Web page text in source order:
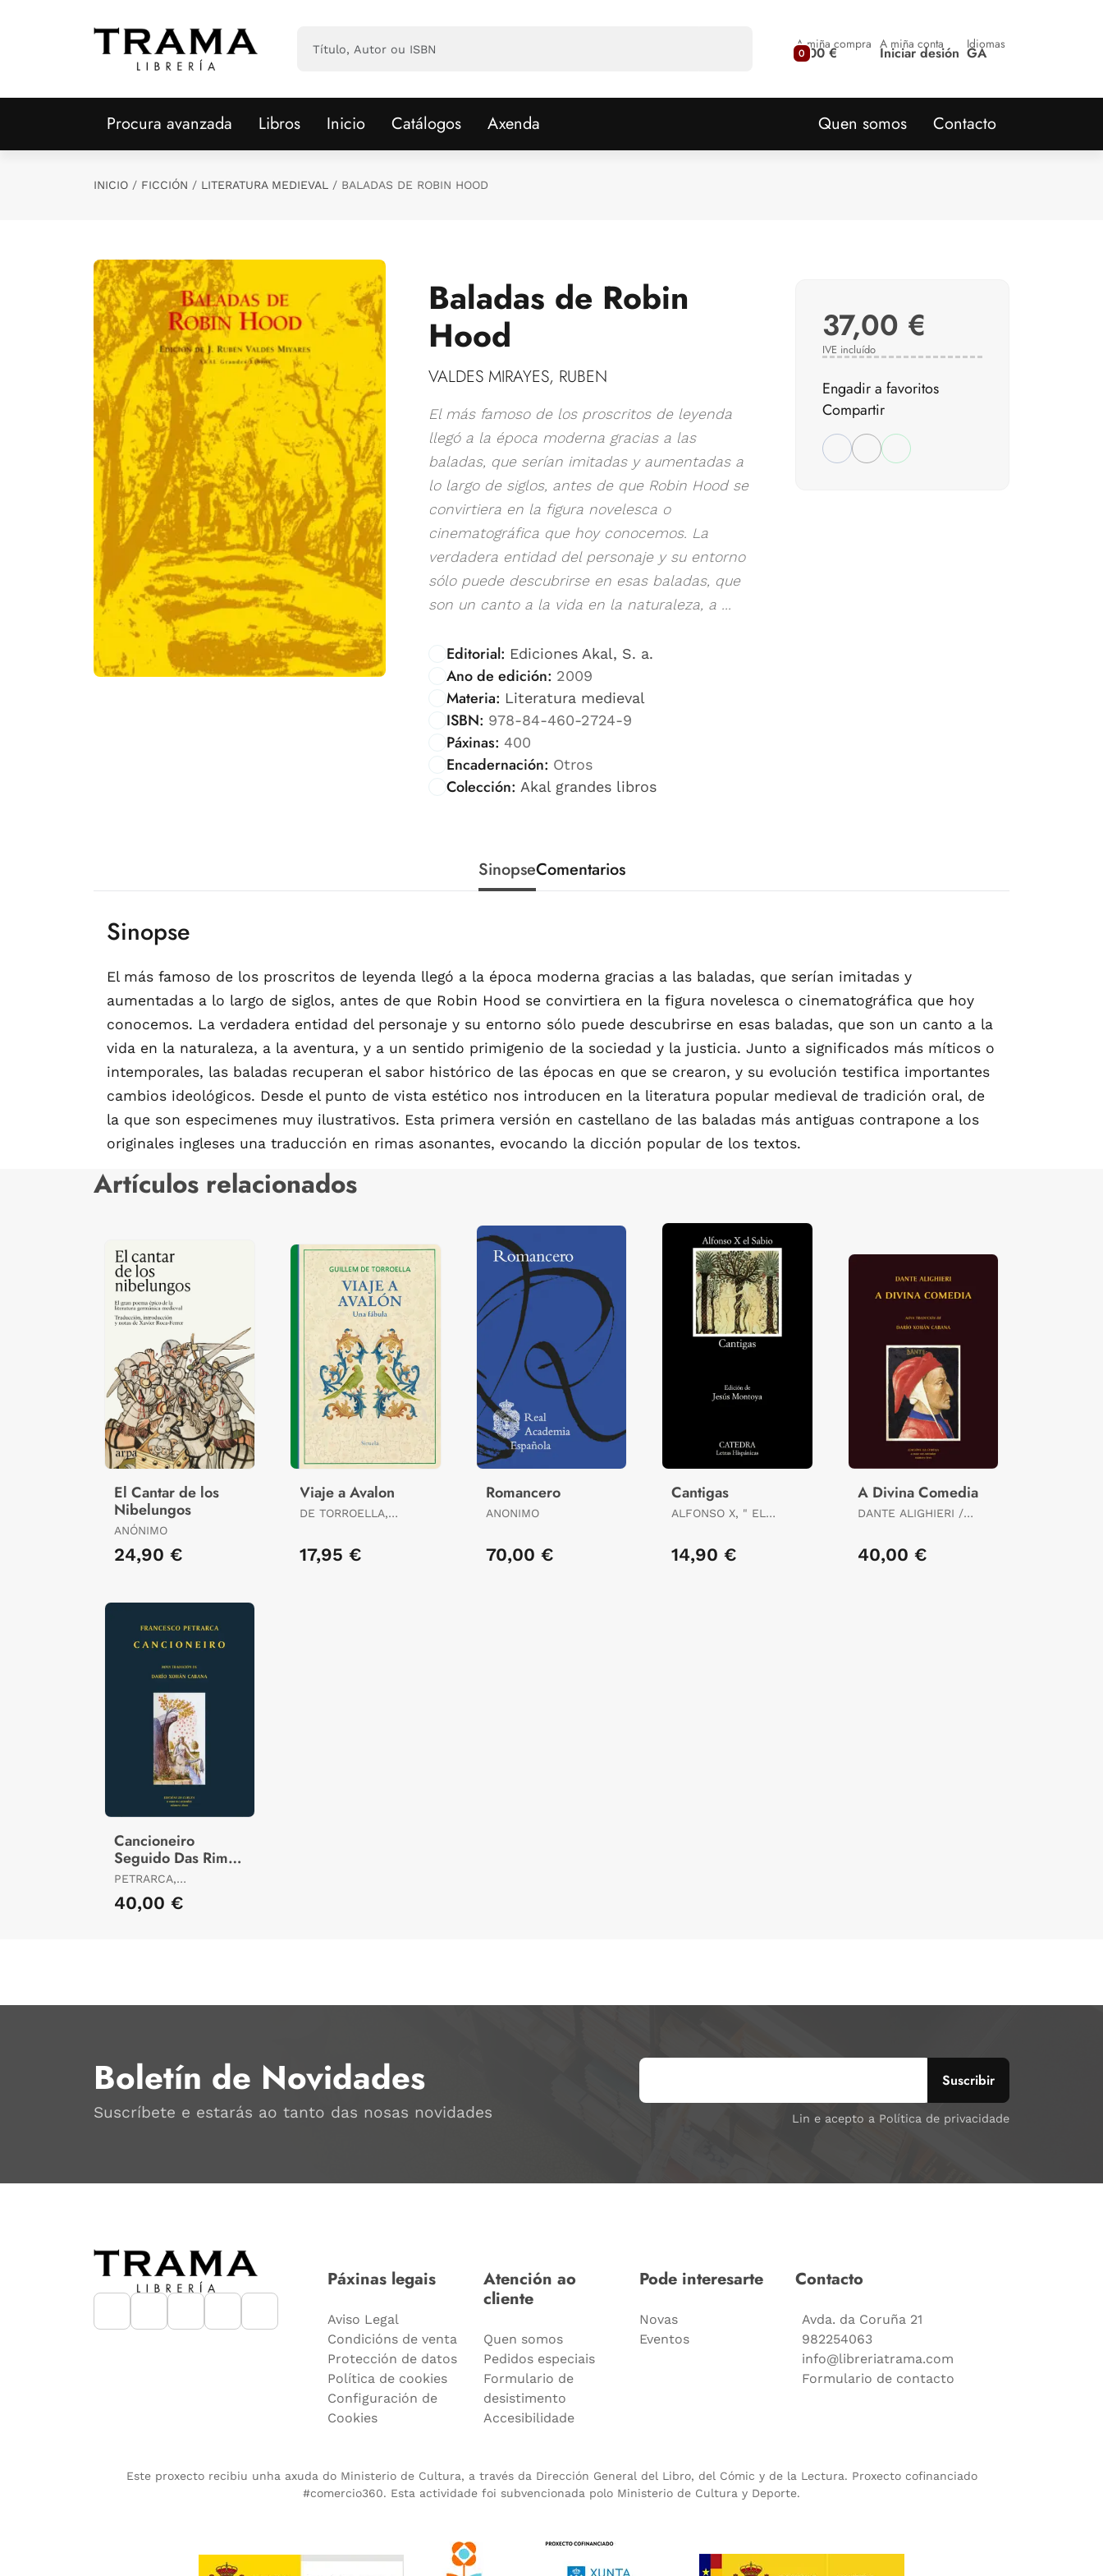
0
A miña compra
0,00 € A miña conta
Iniciar desión Idiomas
GA
Procura avanzada Libros Inicio Catálogos Axenda Quen somos Contacto
INICIO FICCIÓN LITERATURA MEDIEVAL BALADAS DE ROBIN HOOD
Baladas de Robin
Hood
VALDES MIRAYES, RUBEN
El más famoso de los proscritos de leyenda
llegó a la época moderna gracias a las
baladas, que serían imitadas y aumentadas a
lo largo de siglos, antes de que Robin Hood se
convirtiera en la figura novelesca o
cinematográfica que hoy conocemos. La
verdadera entidad del personaje y su entorno
sólo puede descubrirse en esas baladas, que
son un canto a la vida en la naturaleza, a ...
Editorial: Ediciones Akal, S. a.
Ano de edición: 2009
Materia: Literatura medieval
ISBN: 978-84-460-2724-9
Páxinas: 400
Encadernación: Otros
Colección: Akal grandes libros
37,00 €
IVE incluído
Engadir a favoritos
Compartir
SinopseComentarios
Sinopse
El más famoso de los proscritos de leyenda llegó a la época moderna gracias a las baladas, que serían imitadas y
aumentadas a lo largo de siglos, antes de que Robin Hood se convirtiera en la figura novelesca o cinematográfica que hoy
conocemos. La verdadera entidad del personaje y su entorno sólo puede descubrirse en esas baladas, que son un canto a la
vida en la naturaleza, a la aventura, y a un sentido primigenio de la sociedad y la justicia. Junto a significados más míticos o
intemporales, las baladas recuperan el sabor histórico de las épocas en que se crearon, y su evolución testifica importantes
cambios ideológicos. Desde el punto de vista estético nos introducen en la literatura popular medieval de tradición oral, de
la que son especimenes muy ilustrativos. Esta primera versión en castellano de las baladas más antiguas contrapone a los
originales ingleses una traducción en rimas asonantes, evocando la dicción popular de los textos.
Artículos relacionados
El Cantar de los
Nibelungos
ANÓNIMO
24,90 €
Viaje a Avalon
DE TORROELLA,
17,95 €
Romancero
ANONIMO
70,00 €
Cantigas
ALFONSO X, " EL
14,90 €
A Divina Comedia
DANTE ALIGHIERI /
40,00 €
Cancioneiro
Seguido Das Rimas
Dispersas
PETRARCA,
CABANA, DARÍO XOHÁN
40,00 €
Boletín de Novidades
Suscríbete e estarás ao tanto das nosas novidades Lin e acepto a Política de privacidade
Páxinas legais
Aviso Legal
Condicións de venta
Protección de datos
Política de cookies
Configuración de
Cookies
Atención ao
cliente
Quen somos
Pedidos especiais
Formulario de
desistimento
Accesibilidade
Pode interesarte
Novas
Eventos
Contacto
Avda. da Coruña 21
982254063
info@libreriatrama.com
Formulario de contacto
Este proxecto recibiu unha axuda do Ministerio de Cultura, a través da Dirección General del Libro, del Cómic y de la Lectura. Proxecto cofinanciado
#comercio360. Esta actividade foi subvencionada polo Ministerio de Cultura y Deporte.